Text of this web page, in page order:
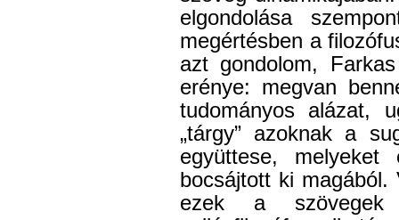
elgondolása
megértésben a
azt gondolom,
erénye: megvan
tudományos alázat,
„tárgy” azoknak a
együttese,
bocsájtott ki magából.
ezek a szövegek